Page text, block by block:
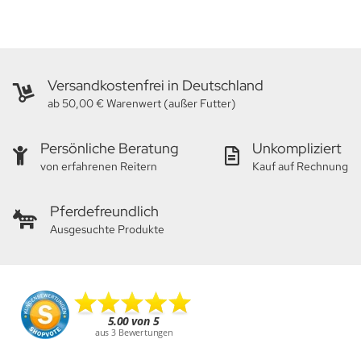
Versandkostenfrei in Deutschland
ab 50,00 € Warenwert (außer Futter)
Persönliche Beratung
von erfahrenen Reitern
Unkompliziert
Kauf auf Rechnung
Pferdefreundlich
Ausgesuchte Produkte